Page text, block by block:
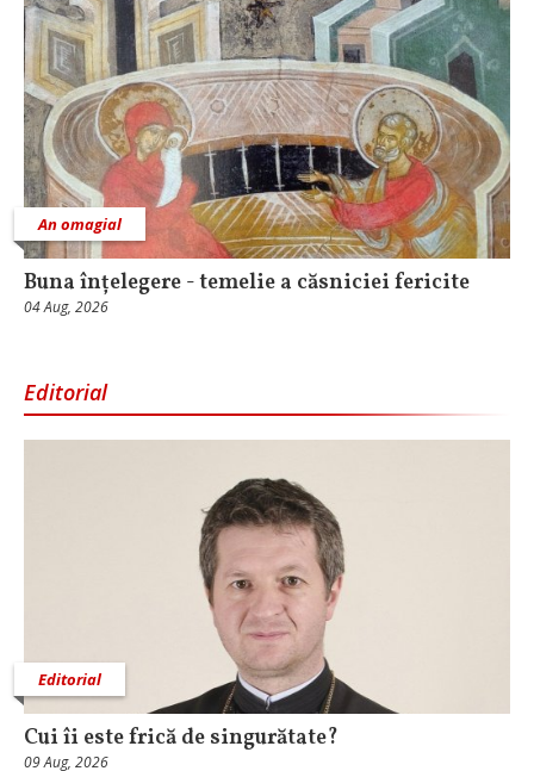
An omagial
Buna înțelegere - temelie a căsniciei fericite
04 Aug, 2026
Editorial
Editorial
Cui îi este frică de singurătate?
09 Aug, 2026